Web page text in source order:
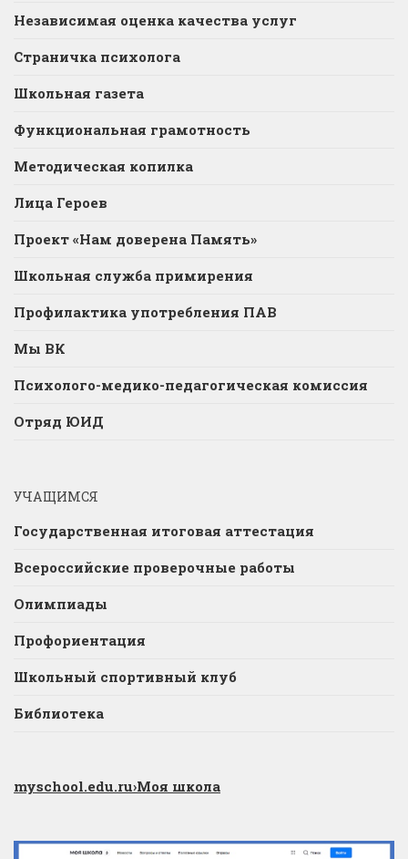
Независимая оценка качества услуг
Страничка психолога
Школьная газета
Функциональная грамотность
Методическая копилка
Лица Героев
Проект «Нам доверена Память»
Школьная служба примирения
Профилактика употребления ПАВ
Мы ВК
Психолого-медико-педагогическая комиссия
Отряд ЮИД
УЧАЩИМСЯ
Государственная итоговая аттестация
Всероссийские проверочные работы
Олимпиады
Профориентация
Школьный спортивный клуб
Библиотека
myschool.edu.ru›Моя школа